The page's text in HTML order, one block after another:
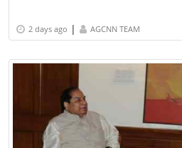
2 days ago | AGCNN TEAM